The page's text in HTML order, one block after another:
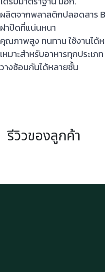
ผลิตจากพลาสติกปลอดสาร
ฝาปิดที่แน่นหนา
คุณภาพสูง ทนทาน ใช้งานได้
เหมาะสำหรับอาหารทุกประเภท
วางซ้อนกันได้หลายชั้น
รีวิวของลูกค้า